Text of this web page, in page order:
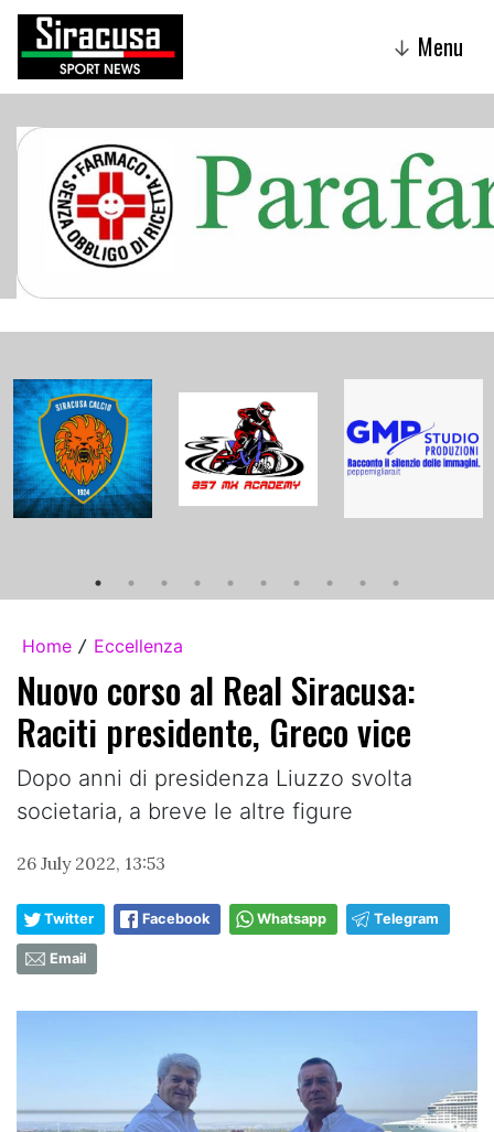
↓ Menu
Home / Eccellenza
Nuovo corso al Real Siracusa:
Raciti presidente, Greco vice
Dopo anni di presidenza Liuzzo svolta
societaria, a breve le altre figure
26 July 2022, 13:53
Twitter Facebook Whatsapp Telegram
Email